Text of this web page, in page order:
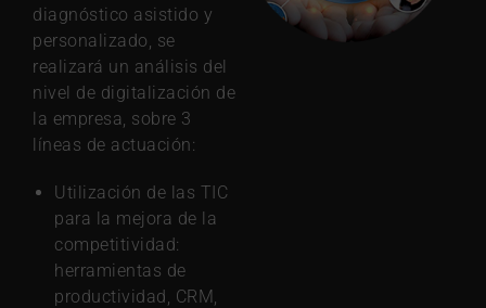
diagnóstico asistido y
personalizado, se
realizará un análisis del
nivel de digitalización de
la empresa, sobre 3
líneas de actuación:
Utilización de las TIC
para la mejora de la
competitividad:
herramientas de
productividad, CRM,